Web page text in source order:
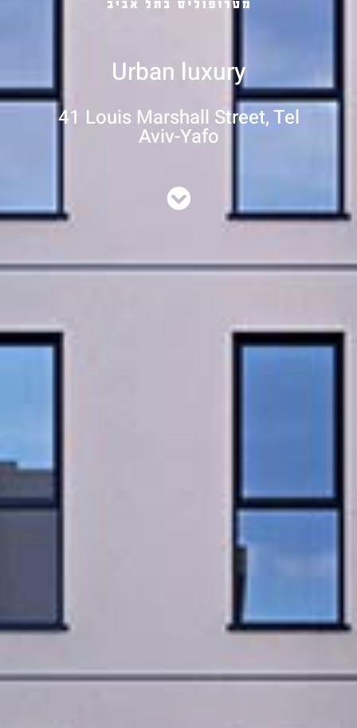
Urban luxury
41 Louis Marshall Street, Tel
Aviv-Yafo